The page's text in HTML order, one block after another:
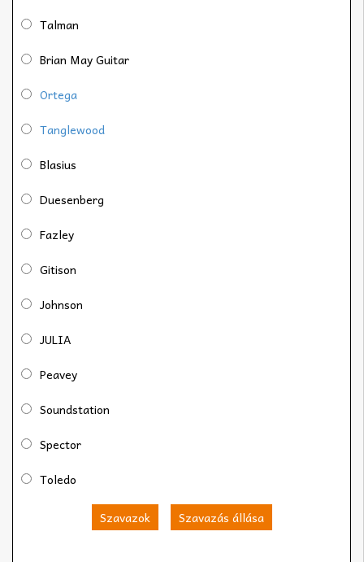
Talman
Brian May Guitar
Ortega
Tanglewood
Blasius
Duesenberg
Fazley
Gitison
Johnson
JULIA
Peavey
Soundstation
Spector
Toledo
Szavazok Szavazás állása